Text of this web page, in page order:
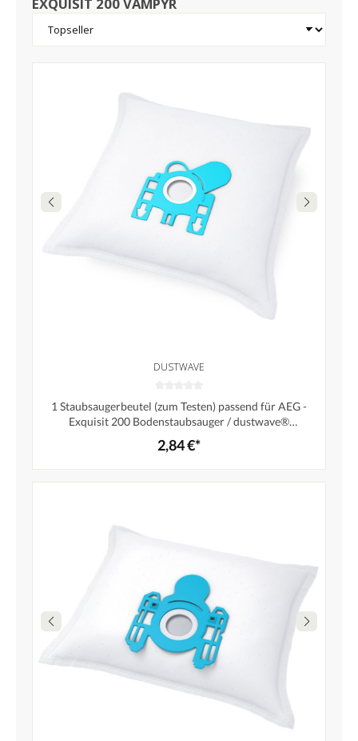
DUSTWAVE
1 Staubsaugerbeutel (zum Testen) passend für AEG -
Exquisit 200 Bodenstaubsauger / dustwave®
Markenstaubbeutel – Made in Germany + Microfilter
2,84 €*